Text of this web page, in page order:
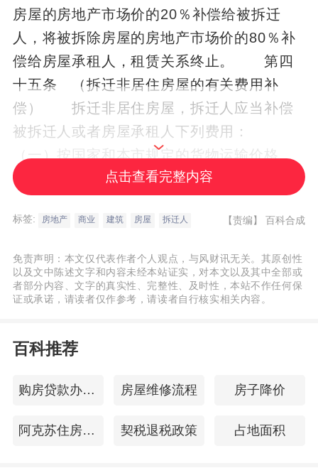
房屋的房地产市场价的20％补偿给被拆迁
人，将被拆除房屋的房地产市场价的80％补
偿给房屋承租人，租赁关系终止。 第四
十五条 （拆迁非居住房屋的有关费用补
偿） 拆迁非居住房屋，拆迁人应当补偿
被拆迁人或者房屋承租人下列费用：
（一）按国家和本市规定的货物运输价格、
设备安装价格计算的设备搬迁和安装费
价结合成新结算的费用； （三）因拆迁
点击查看完整内容
标签: 房地产 商业 建筑 房屋 拆迁人 【责编】 百科合成
免责声明：本文仅代表作者个人观点，与风财讯无关。其原创性
以及文中陈述文字和内容未经本站证实，对本文以及其中全部或
者部分内容、文字的真实性、完整性、及时性，本站不作任何保
证或承诺，请读者仅作参考，请读者自行核实相关内容。
百科推荐
购房贷款办理流程 房屋维修流程 房子降价
阿克苏住房公积金查询 契税退税政策 占地面积